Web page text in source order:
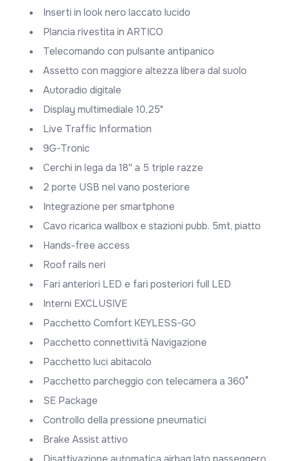
Inserti in look nero laccato lucido
Plancia rivestita in ARTICO
Telecomando con pulsante antipanico
Assetto con maggiore altezza libera dal suolo
Autoradio digitale
Display multimediale 10,25"
Live Traffic Information
9G-Tronic
Cerchi in lega da 18'' a 5 triple razze
2 porte USB nel vano posteriore
Integrazione per smartphone
Cavo ricarica wallbox e stazioni pubb. 5mt, piatto
Hands-free access
Roof rails neri
Fari anteriori LED e fari posteriori full LED
Interni EXCLUSIVE
Pacchetto Comfort KEYLESS-GO
Pacchetto connettività Navigazione
Pacchetto luci abitacolo
Pacchetto parcheggio con telecamera a 360°
SE Package
Controllo della pressione pneumatici
Brake Assist attivo